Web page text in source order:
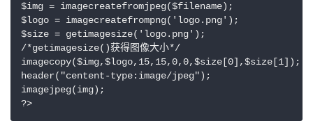
$img = imagecreatefromjpeg($filename);
$logo = imagecreatefrompng('logo.png');
$size = getimagesize('logo.png');
/*getimagesize()获得图像大小*/
imagecopy($img,$logo,15,15,0,0,$size[0],$size[1]);
header("centent-type:image/jpeg");
imagejpeg(img);
?>